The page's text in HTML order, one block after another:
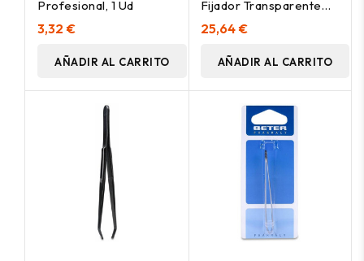
Profesional, 1 Ud
3,32 €
AÑADIR AL CARRITO
Fijador Transparente
0,5 Gr
25,64 €
AÑADIR AL CARRITO